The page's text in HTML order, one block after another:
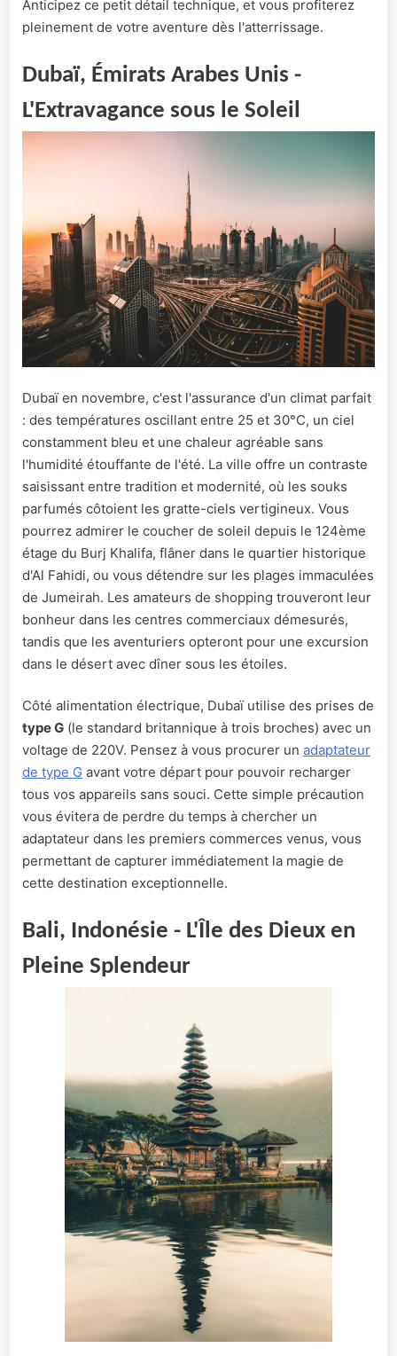
Anticipez ce petit détail technique, et vous profiterez
pleinement de votre aventure dès l'atterrissage.
Dubaï, Émirats Arabes Unis -
L'Extravagance sous le Soleil
Dubaï en novembre, c'est l'assurance d'un climat parfait
: des températures oscillant entre 25 et 30°C, un ciel
constamment bleu et une chaleur agréable sans
l'humidité étouffante de l'été. La ville offre un contraste
saisissant entre tradition et modernité, où les souks
parfumés côtoient les gratte-ciels vertigineux. Vous
pourrez admirer le coucher de soleil depuis le 124ème
étage du Burj Khalifa, flâner dans le quartier historique
d'Al Fahidi, ou vous détendre sur les plages immaculées
de Jumeirah. Les amateurs de shopping trouveront leur
bonheur dans les centres commerciaux démesurés,
tandis que les aventuriers opteront pour une excursion
dans le désert avec dîner sous les étoiles.
Côté alimentation électrique, Dubaï utilise des prises de
type G (le standard britannique à trois broches) avec un
voltage de 220V. Pensez à vous procurer un adaptateur
de type G avant votre départ pour pouvoir recharger
tous vos appareils sans souci. Cette simple précaution
vous évitera de perdre du temps à chercher un
adaptateur dans les premiers commerces venus, vous
permettant de capturer immédiatement la magie de
cette destination exceptionnelle.
Bali, Indonésie - L'Île des Dieux en
Pleine Splendeur